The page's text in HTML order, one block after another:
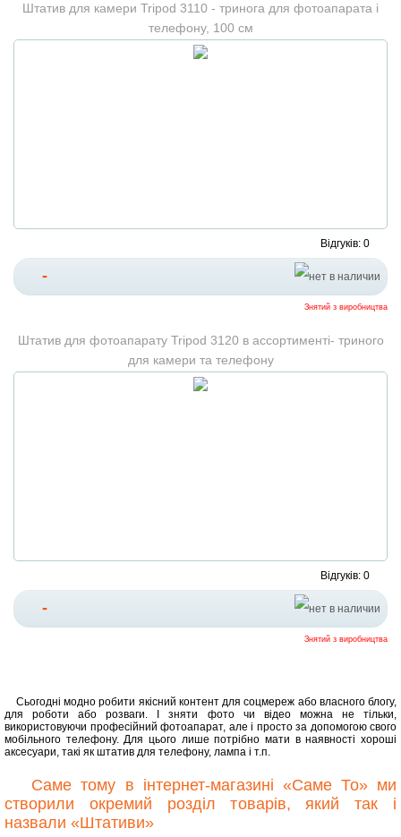
Штатив для камери Tripod 3110 - тринога для фотоапарата і
телефону, 100 см
Відгуків: 0
-
Знятий з виробництва
Штатив для фотоапарату Tripod 3120 в ассортименті- триного
для камери та телефону
Відгуків: 0
-
Знятий з виробництва
Сьогодні модно робити якісний контент для соцмереж або власного блогу,
для роботи або розваги. І зняти фото чи відео можна не тільки,
використовуючи професійний фотоапарат, але і просто за допомогою свого
мобільного телефону. Для цього лише потрібно мати в наявності хороші
аксесуари, такі як штатив для телефону, лампа і т.п.
Саме тому в інтернет-магазині «Саме То» ми
створили окремий розділ товарів, який так і
назвали «Штативи»